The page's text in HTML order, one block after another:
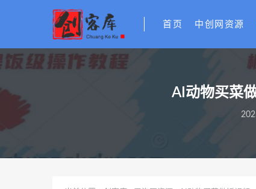
首页 中创网资源
AI动物买菜